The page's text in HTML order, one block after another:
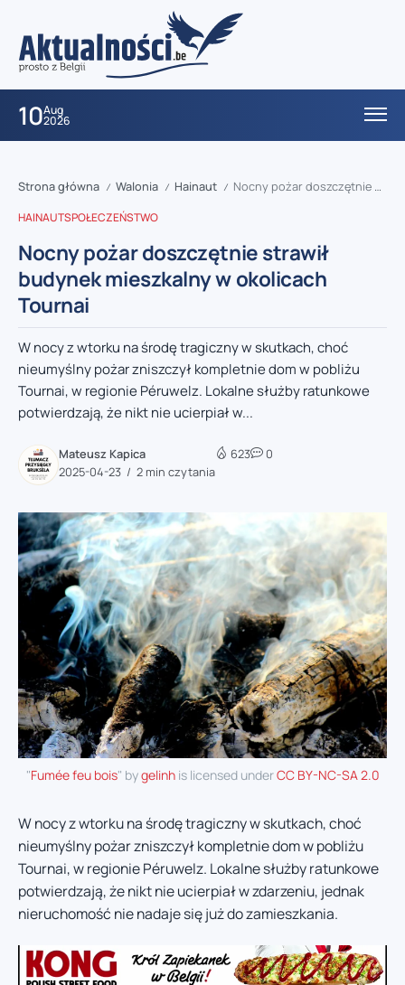
10Aug
2026
Strona główna / Walonia / Hainaut / Nocny pożar doszczętnie strawił budynek mieszkalny w okolicach Tournai
HAINAUTSPOŁECZEŃSTWO
Nocny pożar doszczętnie strawił
budynek mieszkalny w okolicach
Tournai
W nocy z wtorku na środę tragiczny w skutkach, choć
nieumyślny pożar zniszczył kompletnie dom w pobliżu
Tournai, w regionie Péruwelz. Lokalne służby ratunkowe
potwierdzają, że nikt nie ucierpiał w...
Mateusz Kapica
2025-04-23
2 min czytania
623 0
"Fumée feu bois" bygelinhis licensed underCC BY-NC-SA 2.0
W nocy z wtorku na środę tragiczny w skutkach, choć
nieumyślny pożar zniszczył kompletnie dom w pobliżu
Tournai, w regionie Péruwelz. Lokalne służby ratunkowe
potwierdzają, że nikt nie ucierpiał w zdarzeniu, jednak
nieruchomość nie nadaje się już do zamieszkania.